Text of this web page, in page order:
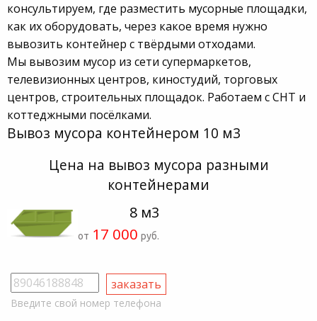
консультируем, где разместить мусорные площадки,
как их оборудовать, через какое время нужно
вывозить контейнер с твёрдыми отходами.
Мы вывозим мусор из сети супермаркетов,
телевизионных центров, киностудий, торговых
центров, строительных площадок. Работаем с СНТ и
коттеджными посёлками.
Вывоз мусора контейнером 10 м3
Цена на вывоз мусора разными
контейнерами
8 м3
от 17 000 руб.
Введите свой номер телефона